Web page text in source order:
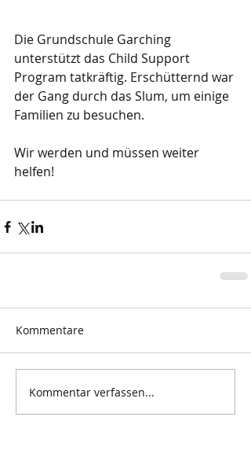
Die Grundschule Garching
unterstützt das Child Support
Program tatkräftig. Erschütternd war
der Gang durch das Slum, um einige
Familien zu besuchen.
Wir werden und müssen weiter
helfen!
Kommentare
Kommentar verfassen...